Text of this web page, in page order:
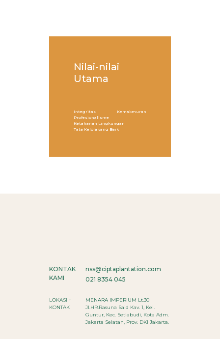
Nilai-nilai
Utama
Integritas
Kemakmuran
Profesionalisme
Ketahanan Lingkungan
Tata Kelola yang Baik
KONTAK
KAMI
nss@ciptaplantation.com
021 8354 045
LOKASI +
KONTAK
MENARA IMPERIUM Lt.30
Jl.HR.Rasuna Said Kav. 1, Kel.
Guntur, Kec. Setiabudi, Kota Adm.
Jakarta Selatan, Prov. DKI Jakarta.